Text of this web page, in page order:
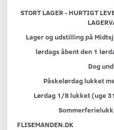
STORT LAGER - HURTIGT
Lager og udstilling på
lørdags åbent den 1
Dog
Påskelørdag lukket
Lørdag 1/8 lukket (uge
FLISEMANDEN.DK